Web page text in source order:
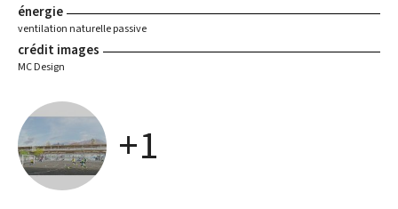
énergie
ventilation naturelle passive
crédit images
MC Design
+1